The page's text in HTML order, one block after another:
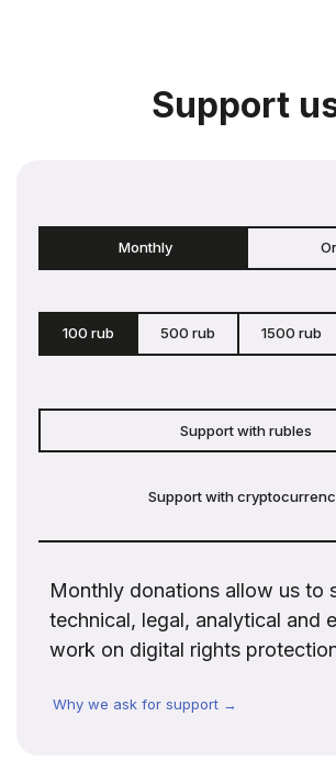
Support
Monthly
100 rub 500 rub 1500 rub
Support with rubles
Support with
Monthly donations allow us to
technical, legal, analytical and
work on digital rights
Why we ask for support →